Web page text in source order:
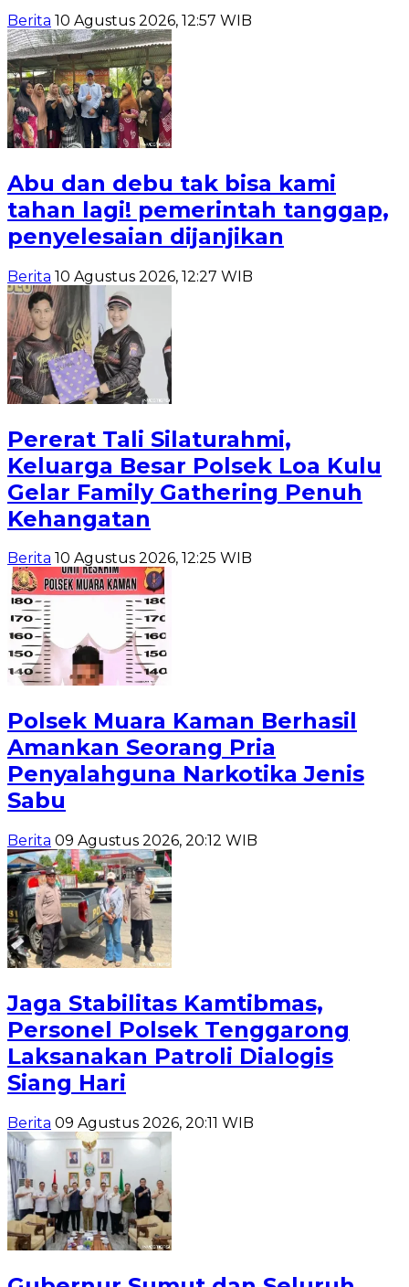
Berita 10 Agustus 2026, 12:57 WIB
Abu dan debu tak bisa kami
tahan lagi! pemerintah tanggap,
penyelesaian dijanjikan
Berita 10 Agustus 2026, 12:27 WIB
Pererat Tali Silaturahmi,
Keluarga Besar Polsek Loa Kulu
Gelar Family Gathering Penuh
Kehangatan
Berita 10 Agustus 2026, 12:25 WIB
Polsek Muara Kaman Berhasil
Amankan Seorang Pria
Penyalahguna Narkotika Jenis
Sabu
Berita 09 Agustus 2026, 20:12 WIB
Jaga Stabilitas Kamtibmas,
Personel Polsek Tenggarong
Laksanakan Patroli Dialogis
Siang Hari
Berita 09 Agustus 2026, 20:11 WIB